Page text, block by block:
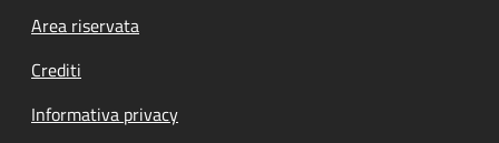
Footer menu
Area riservata
Crediti
Informativa privacy